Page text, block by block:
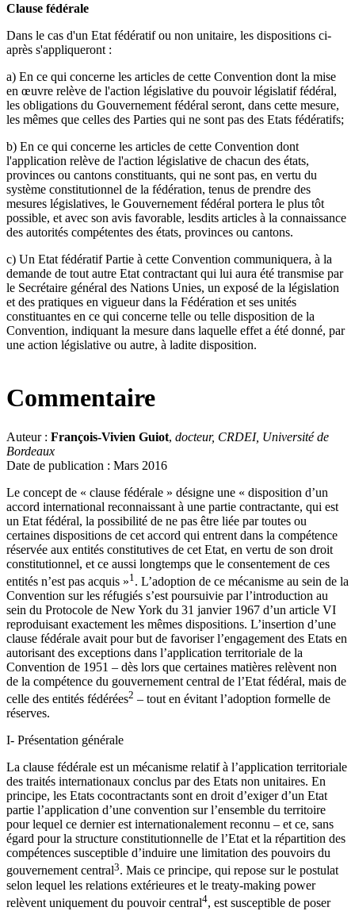
Clause fédérale
Dans le cas d'un Etat fédératif ou non unitaire, les dispositions ci-
après s'appliqueront :
a) En ce qui concerne les articles de cette Convention dont la mise
en œuvre relève de l'action législative du pouvoir législatif fédéral,
les obligations du Gouvernement fédéral seront, dans cette mesure,
les mêmes que celles des Parties qui ne sont pas des Etats fédératifs;
b) En ce qui concerne les articles de cette Convention dont
l'application relève de l'action législative de chacun des états,
provinces ou cantons constituants, qui ne sont pas, en vertu du
système constitutionnel de la fédération, tenus de prendre des
mesures législatives, le Gouvernement fédéral portera le plus tôt
possible, et avec son avis favorable, lesdits articles à la connaissance
des autorités compétentes des états, provinces ou cantons.
c) Un Etat fédératif Partie à cette Convention communiquera, à la
demande de tout autre Etat contractant qui lui aura été transmise par
le Secrétaire général des Nations Unies, un exposé de la législation
et des pratiques en vigueur dans la Fédération et ses unités
constituantes en ce qui concerne telle ou telle disposition de la
Convention, indiquant la mesure dans laquelle effet a été donné, par
une action législative ou autre, à ladite disposition.
Commentaire
Auteur : François-Vivien Guiot, docteur, CRDEI, Université de
Bordeaux
Date de publication : Mars 2016
Le concept de « clause fédérale » désigne une « disposition d’un
accord international reconnaissant à une partie contractante, qui est
un Etat fédéral, la possibilité de ne pas être liée par toutes ou
certaines dispositions de cet accord qui entrent dans la compétence
réservée aux entités constitutives de cet Etat, en vertu de son droit
constitutionnel, et ce aussi longtemps que le consentement de ces
entités n’est pas acquis »1 . L’adoption de ce mécanisme au sein de la
Convention sur les réfugiés s’est poursuivie par l’introduction au
sein du Protocole de New York du 31 janvier 1967 d’un article VI
reproduisant exactement les mêmes dispositions. L’insertion d’une
clause fédérale avait pour but de favoriser l’engagement des Etats en
autorisant des exceptions dans l’application territoriale de la
Convention de 1951 – dès lors que certaines matières relèvent non
de la compétence du gouvernement central de l’Etat fédéral, mais de
celle des entités fédérées2 – tout en évitant l’adoption formelle de
réserves.
I- Présentation générale
La clause fédérale est un mécanisme relatif à l’application territoriale
des traités internationaux conclus par des Etats non unitaires. En
principe, les Etats cocontractants sont en droit d’exiger d’un Etat
partie l’application d’une convention sur l’ensemble du territoire
pour lequel ce dernier est internationalement reconnu – et ce, sans
égard pour la structure constitutionnelle de l’Etat et la répartition des
compétences susceptible d’induire une limitation des pouvoirs du
gouvernement central3. Mais ce principe, qui repose sur le postulat
selon lequel les relations extérieures et le treaty-making power
relèvent uniquement du pouvoir central4, est susceptible de poser